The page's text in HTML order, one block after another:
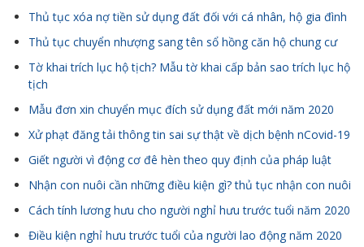
Thủ tục xóa nợ tiền sử dụng đất đối với cá nhân, hộ gia đình
Thủ tục chuyển nhượng sang tên sổ hồng căn hộ chung cư
Tờ khai trích lục hộ tịch? Mẫu tờ khai cấp bản sao trích lục hộ
tịch
Mẫu đơn xin chuyển mục đích sử dụng đất mới năm 2020
Xử phạt đăng tải thông tin sai sự thật về dịch bệnh nCovid-19
Giết người vì động cơ đê hèn theo quy định của pháp luật
Nhận con nuôi cần những điều kiện gì? thủ tục nhận con nuôi
Cách tính lương hưu cho người nghỉ hưu trước tuổi năm 2020
Điều kiện nghỉ hưu trước tuổi của người lao động năm 2020